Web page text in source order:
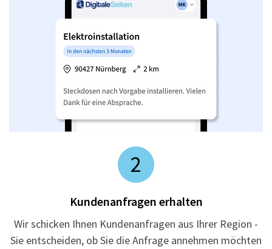
2
Kundenanfragen erhalten
Wir schicken Ihnen Kundenanfragen aus Ihrer Region -
Sie entscheiden, ob Sie die Anfrage annehmen möchten